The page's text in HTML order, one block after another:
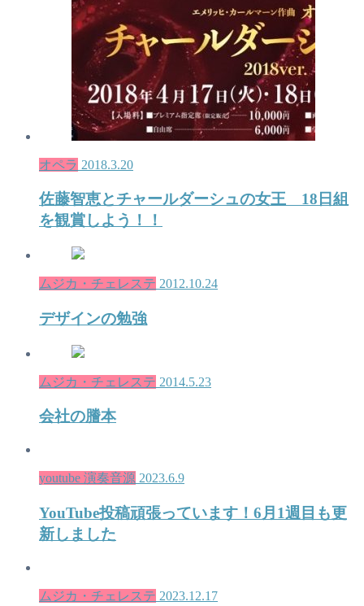
オペラ 2018.3.20
佐藤智恵とチャールダーシュの女王 18日組
を観賞しよう！！
ムジカ・チェレステ 2012.10.24
デザインの勉強
ムジカ・チェレステ 2014.5.23
会社の謄本
youtube 演奏音源 2023.6.9
YouTube投稿頑張っています！6月1週目も更
新しました
ムジカ・チェレステ 2023.12.17